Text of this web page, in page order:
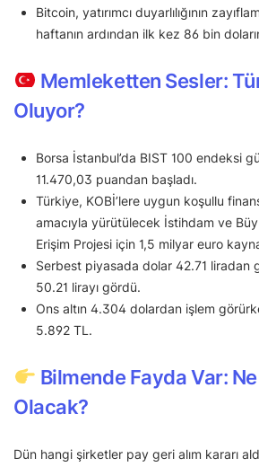
Bitcoin, yatırımcı duyarlılığının
haftanın ardından ilk kez 86 bin
Memleketten Sesler:
Oluyor?
Borsa İstanbul’da BIST 100 endeksi
11.470,03 puandan başladı.
Türkiye, KOBİ’lere uygun koşullu
amacıyla yürütülecek İstihdam ve
Erişim Projesi için 1,5 milyar euro
Serbest piyasada dolar 42.71 liradan
50.21 lirayı gördü.
Ons altın 4.304 dolardan işlem
5.892 TL.
Bilmende Fayda Var:
Olacak?
Dün hangi şirketler pay geri alım kararı